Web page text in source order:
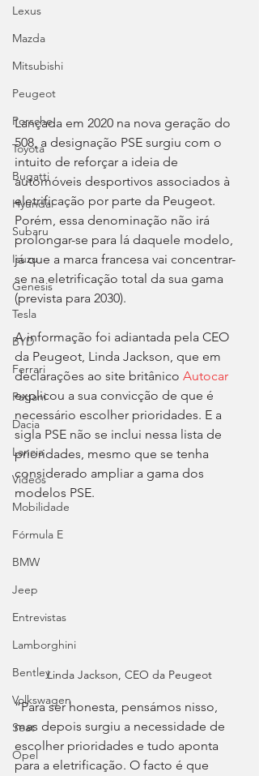
Lexus
Mazda
Mitsubishi
Peugeot
Porsche
Toyota
Bugatti
Hyundai
Subaru
Isuzu
Genesis
Tesla
BYD
Ferrari
Pagani
Dacia
Lancia
Videos
Mobilidade
Fórmula E
BMW
Jeep
Entrevistas
Lamborghini
Bentley
Volkswagen
Seat
Opel
Lançada em 2020 na nova geração do
508, a designação PSE surgiu com o
intuito de reforçar a ideia de
automóveis desportivos associados à
eletrificação por parte da Peugeot.
Porém, essa denominação não irá
prolongar-se para lá daquele modelo,
já que a marca francesa vai concentrar-
se na eletrificação total da sua gama
(prevista para 2030).
A informação foi adiantada pela CEO
da Peugeot, Linda Jackson, que em
declarações ao site britânico Autocar
explicou a sua convicção de que é
necessário escolher prioridades. E a
sigla PSE não se inclui nessa lista de
prioridades, mesmo que se tenha
considerado ampliar a gama dos
modelos PSE.
Linda Jackson, CEO da Peugeot
“Para ser honesta, pensámos nisso,
mas depois surgiu a necessidade de
escolher prioridades e tudo aponta
para a eletrificação. O facto é que